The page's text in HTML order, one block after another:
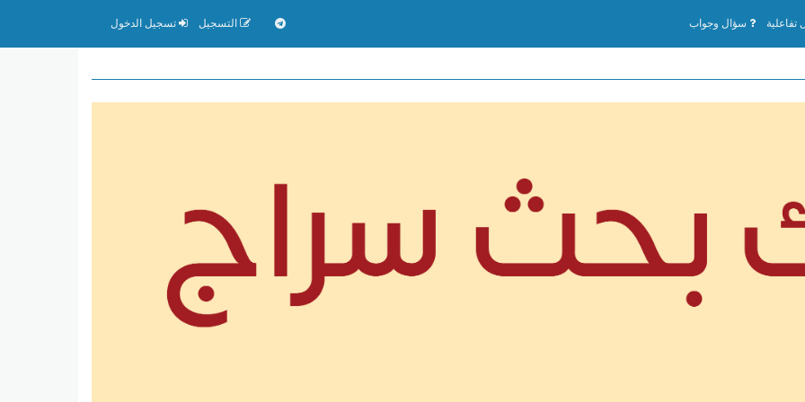
سؤال وجواب التسجيل تسجيل الدخول